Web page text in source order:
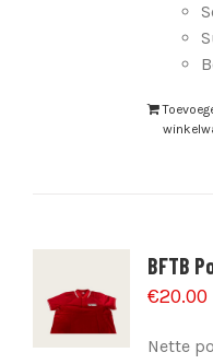
BFTB
€20.00
Nette